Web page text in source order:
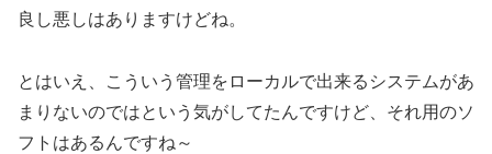
良し悪しはありますけどね。
とはいえ、こういう管理をローカルで出来るシステムがあ
まりないのではという気がしてたんですけど、それ用のソ
フトはあるんですね～